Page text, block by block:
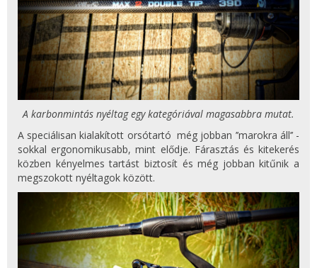
A karbonmintás nyéltag egy kategóriával magasabbra mutat.
A speciálisan kialakított orsótartó még jobban ’’marokra áll’’ -
sokkal ergonomikusabb, mint elődje. Fárasztás és kitekerés
közben kényelmes tartást biztosít és még jobban kitűnik a
megszokott nyéltagok között.